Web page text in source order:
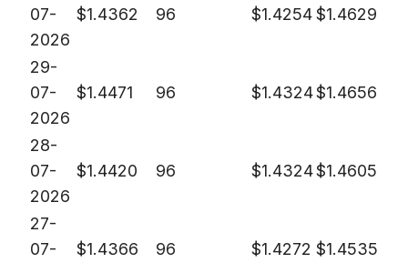
07-
2026
$1.4362 96 $1.4254$1.4629
29-
07-
2026
$1.4471 96 $1.4324$1.4656
28-
07-
2026
$1.4420 96 $1.4324$1.4605
27-
07-
$1.4366 96 $1.4272 $1.4535